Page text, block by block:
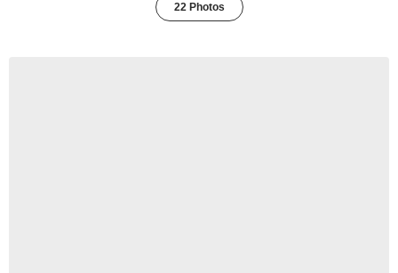
22 Photos